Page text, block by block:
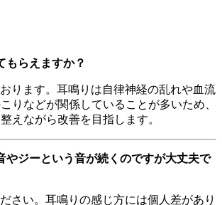
もらえますか？
ります。耳鳴りは自律神経の乱れや血流
りなどが関係していることが多いため、
えながら改善を目指します。
やジーという音が続くのですが大丈夫で
さい。耳鳴りの感じ方には個人差があり